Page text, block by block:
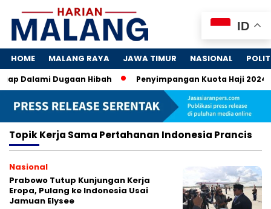
HOME MALANG RAYA JAWA TIMUR NASIONAL
Dalami Dugaan Hibah Penyimpangan Kuota Haji 2024:
TopikKerja Sama Pertahanan Indonesia Prancis
Nasional
Prabowo Tutup Kunjungan Kerja
Eropa, Pulang ke Indonesia Usai
Jamuan Elysee
ID